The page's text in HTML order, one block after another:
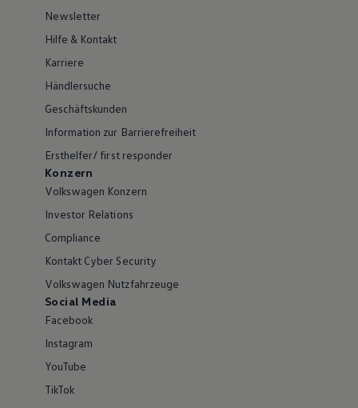
Newsletter
Hilfe & Kontakt
Karriere
Händlersuche
Geschäftskunden
Information zur Barrierefreiheit
Ersthelfer/ first responder
Konzern
Volkswagen Konzern
Investor Relations
Compliance
Kontakt Cyber Security
Volkswagen Nutzfahrzeuge
Social Media
Facebook
Instagram
YouTube
TikTok